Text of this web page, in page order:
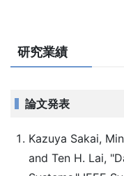
研究業績
論文発表
Kazuya Sakai,
and Ten H. Lai,